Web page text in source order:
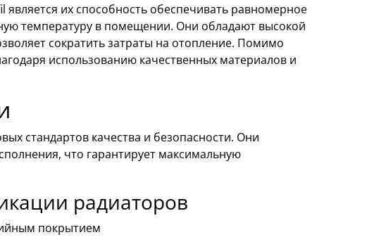
их способность обеспечивать равномерное
температуру в помещении. Они обладают высокой
сократить затраты на отопление. Помимо
использованию качественных материалов и
стандартов качества и безопасности. Они
что гарантирует максимальную
радиаторов
покрытием